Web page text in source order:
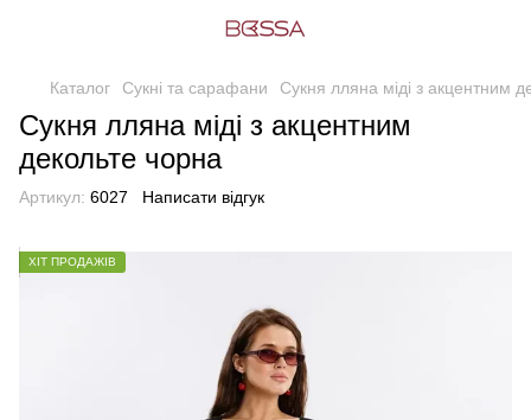
Каталог Сукні та сарафани Сукня лляна міді з акцентним
Сукня лляна міді з акцентним
декольте чорна
Артикул: 6027 Написати відгук
ХІТ ПРОДАЖІВ